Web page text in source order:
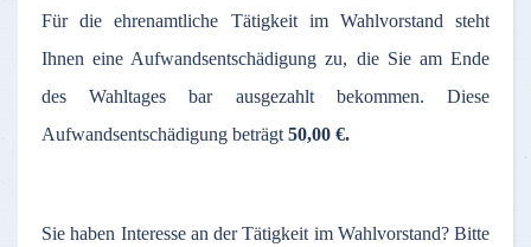
Für die ehrenamtliche Tätigkeit im Wahlvorstand steht
Ihnen eine Aufwandsentschädigung zu, die Sie am Ende
des Wahltages bar ausgezahlt bekommen. Diese
Aufwandsentschädigung beträgt 50,00 €.
Sie haben Interesse an der Tätigkeit im Wahlvorstand? Bitte